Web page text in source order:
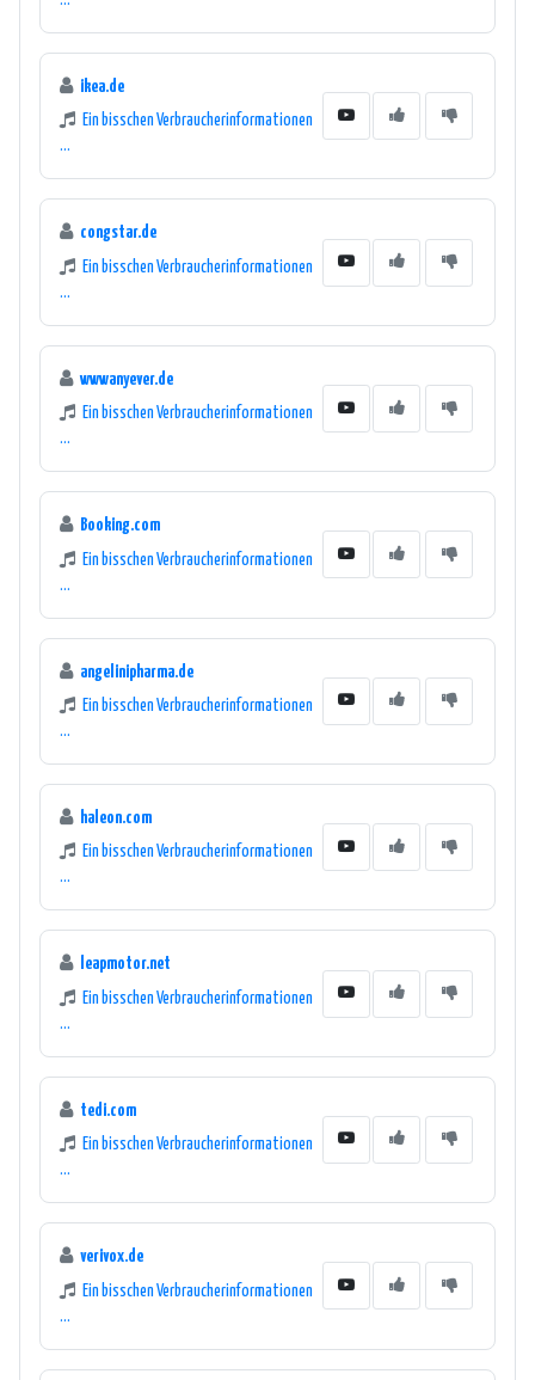
ikea.de
Ein bisschen Verbraucherinformationen
...
congstar.de
Ein bisschen Verbraucherinformationen
...
wwwanyever.de
Ein bisschen Verbraucherinformationen
...
Booking.com
Ein bisschen Verbraucherinformationen
...
angelinipharma.de
Ein bisschen Verbraucherinformationen
...
haleon.com
Ein bisschen Verbraucherinformationen
...
leapmotor.net
Ein bisschen Verbraucherinformationen
...
tedi.com
Ein bisschen Verbraucherinformationen
...
verivox.de
Ein bisschen Verbraucherinformationen
...